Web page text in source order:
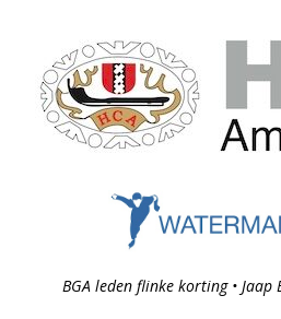
BGA leden flinke korting • Jaap